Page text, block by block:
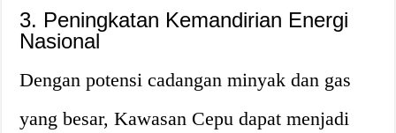
3. Peningkatan Kemandirian Energi
Nasional
Dengan potensi cadangan minyak dan gas
yang besar, Kawasan Cepu dapat menjadi